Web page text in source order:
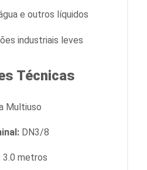
e outros líquidos
industriais leves
Técnicas
Multiuso
DN3/8
3.0 metros